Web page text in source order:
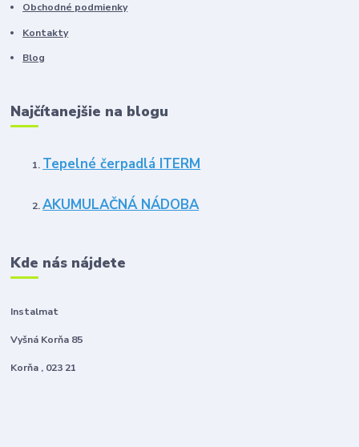
Obchodné podmienky
Kontakty
Blog
Najčítanejšie na blogu
Tepelné čerpadlá ITERM
AKUMULAČNÁ NÁDOBA
Kde nás nájdete
Instalmat
Vyšná Korňa 85
Korňa , 023 21